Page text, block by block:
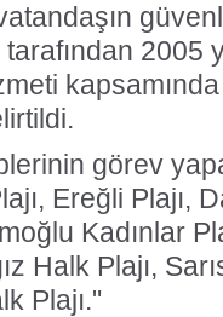
2005
görev
Ereğli Plajı,
Kadınlar
Halk Plajı,
Plajı."